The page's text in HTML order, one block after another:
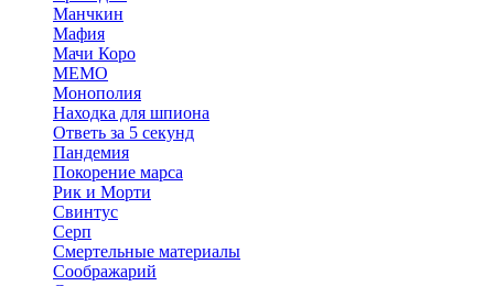
Манчкин
Мафия
Мачи Коро
МЕМО
Монополия
Находка для шпиона
Ответь за 5 секунд
Пандемия
Покорение марса
Рик и Морти
Свинтус
Серп
Смертельные материалы
Соображарий